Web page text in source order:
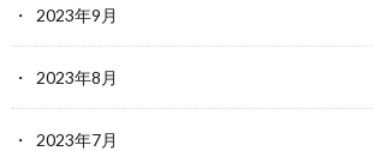
2023年9月
2023年8月
2023年7月